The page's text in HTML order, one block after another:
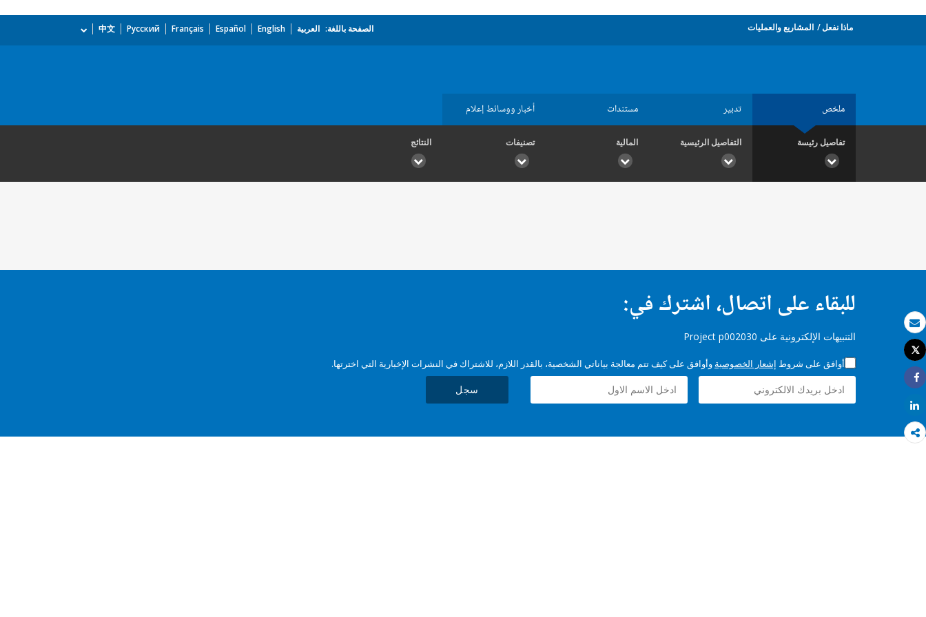
بريد الكتروني
طباعة
Tweet
Share
Share
ماذا نفعل المشاريع والعمليات الصفحة باللغة: العربية English
Español
Français
Русский
中文
ملخص تدبير مستندات أخبار ووسائط إعلام
تفاصيل رئيسة التفاصيل الرئيسية المالية تصنيفات النتائج
للبقاء على اتصال، اشترك في:
التنبيهات الإلكترونية على Project p002030
أوافق على شروط إشعار الخصوصية وأوافق على كيف تتم معالجة بياناتي الشخصية، بالقدر اللازم، للاشتراك في النشرات الإخبارية التي اخترتها.
سجل